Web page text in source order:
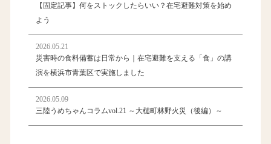
【固定記事】何をストックしたらいい？在宅避難対策を始め
よう
2026.05.21
災害時の食料備蓄は日常から｜在宅避難を支える「食」の講
演を横浜市青葉区で実施しました
2026.05.09
三陸うめちゃんコラムvol.21 ～大槌町林野火災（後編）～